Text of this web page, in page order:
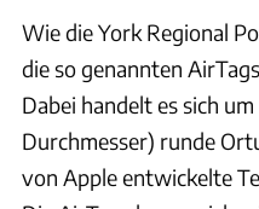
Wie die York Regional
die so genannten
Dabei handelt es sich
Durchmesser) runde
von Apple entwickelte